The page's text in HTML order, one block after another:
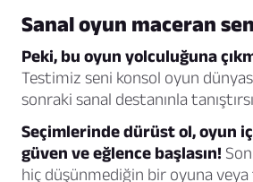
Sanal oyun maceran
Peki, bu oyun yolculuğuna
Testimiz seni konsol oyun
sonraki sanal destanınla
Seçimlerinde dürüst ol, oyun
güven ve eğlence başlasın!
hiç düşünmediğin bir oyuna veya